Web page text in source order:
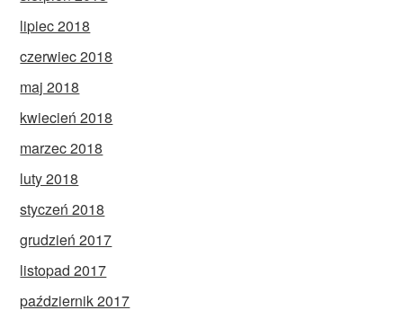
lipiec 2018
czerwiec 2018
maj 2018
kwiecień 2018
marzec 2018
luty 2018
styczeń 2018
grudzień 2017
listopad 2017
październik 2017